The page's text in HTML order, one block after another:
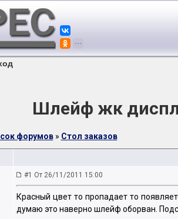
Шлейф жк
форумов» Стол заказов
#1 От 26/11/2011 15:00
Красный цвет то пропадает то
думаю это наверно шлейф оборван.